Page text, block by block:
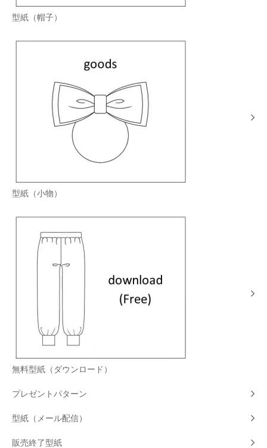
型紙（帽子）
型紙（小物）
無料型紙（ダウンロード）
プレゼントパターン
型紙（メール配信）
販売終了型紙